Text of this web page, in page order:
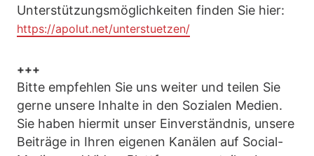
Unterstützungsmöglichkeiten finden Sie hier:
https://apolut.net/unterstuetzen/
+++
Bitte empfehlen Sie uns weiter und teilen Sie
gerne unsere Inhalte in den Sozialen Medien.
Sie haben hiermit unser Einverständnis, unsere
Beiträge in Ihren eigenen Kanälen auf Social-